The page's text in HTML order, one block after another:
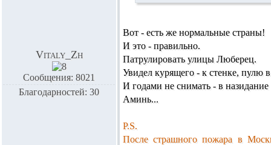
Vitaly_Zh
Сообщения: 8021
Благодарностей: 30
Вот - есть же нормальные страны!
И это - правильно.
Патрулировать улицы Люберец.
Увидел курящего - к стенке, пулю
И годами не снимать - в назидание
Аминь...
P.S.
После страшного пожара в